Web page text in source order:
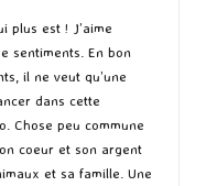
plus est ! J’aime
sentiments. En bon
il ne veut qu’une
dans cette
Chose peu commune
coeur et son argent
et sa famille. Une